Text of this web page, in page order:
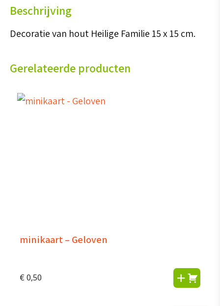
Beschrijving
Decoratie van hout Heilige Familie 15 x 15 cm.
Gerelateerde producten
minikaart – Geloven
€ 0,50